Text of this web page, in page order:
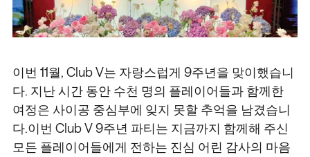
이번 11월, Club V는 자랑스럽게 9주년을 맞이했습니
다. 지난 시간 동안 수천 명의 플레이어들과 함께한
여정은 사이공 중심부에 잊지 못할 추억을 남겼습니
다.이번 Club V 9주년 파티는 지금까지 함께해 주신
모든 플레이어들에게 전하는 진심 어린 감사의 마음